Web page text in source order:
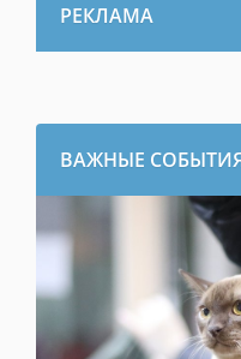
РЕКЛАМА
ВАЖНЫЕ